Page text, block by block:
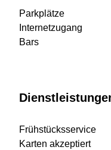
Parkplätze
Internetzugang
Bars
Frühstücksservice
Karten akzeptiert